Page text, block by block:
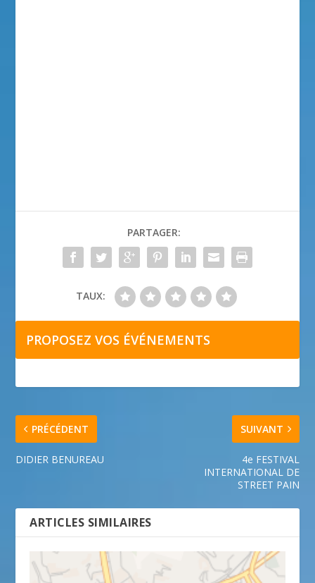
PARTAGER:
TAUX:
PROPOSEZ VOS ÉVÉNEMENTS
PRÉCÉDENT
DIDIER BENUREAU
SUIVANT
4e FESTIVAL
INTERNATIONAL DE
STREET PAIN
ARTICLES SIMILAIRES